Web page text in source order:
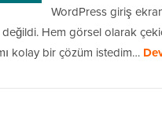
WordPress giriş
değildi. Hem görsel olarak
kolay bir çözüm istedim…